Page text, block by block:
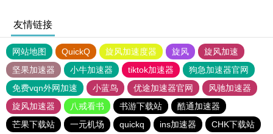
友情链接
网站地图 QuickQ 旋风加速度器 旋风
旋风加速
坚果加速器
小牛加速器 tiktok加速器
狗急加速器官网
免费vqn外网加速
小蓝鸟 优途加速器官网
风驰加速器
旋风加速器
八戒看书 书游下载站
酷通加速器
芒果下载站
一元机场 quickq ins加速器 CHK下载站